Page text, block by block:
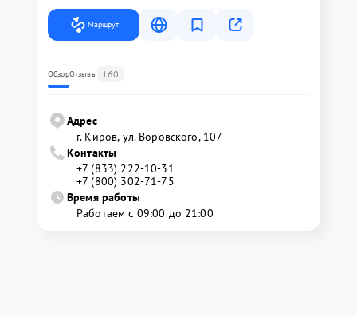
Маршрут
ОбзорОтзывы 160
Адрес
г. Киров, ул. Воровского, 107
Контакты
+7 (833) 222-10-31
+7 (800) 302-71-75
Время работы
Работаем с 09:00 до 21:00